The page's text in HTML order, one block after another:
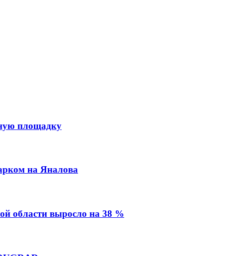
площадку
на Яналова
области выросло на 38 %